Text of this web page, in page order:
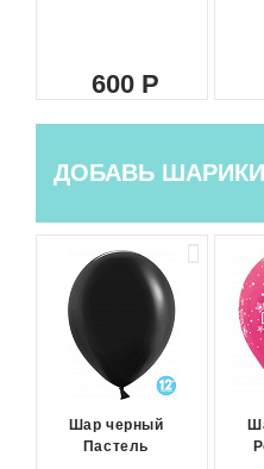
600
ДОБАВЬ ШАРИКИ
Шар черный
Пастель